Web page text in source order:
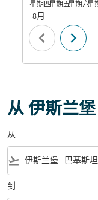
星期四
8月
星期五星期六星
chevron_left chevron_right
从 伊斯兰
从
flight_takeoff
到